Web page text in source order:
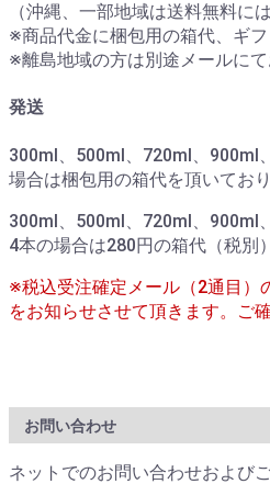
（沖縄、一部地域は送料無料に
※商品代金に梱包用の箱代、ギフ
※離島地域の方は別途メールにて
発送
300ml、500ml、720ml、900ml
場合は梱包用の箱代を頂いており
300ml、500ml、720ml、900ml
4本の場合は280円の箱代（税別
※税込受注確定メール（2通目）
をお知らせさせて頂きます。ご
お問い合わせ
ネットでのお問い合わせおよび